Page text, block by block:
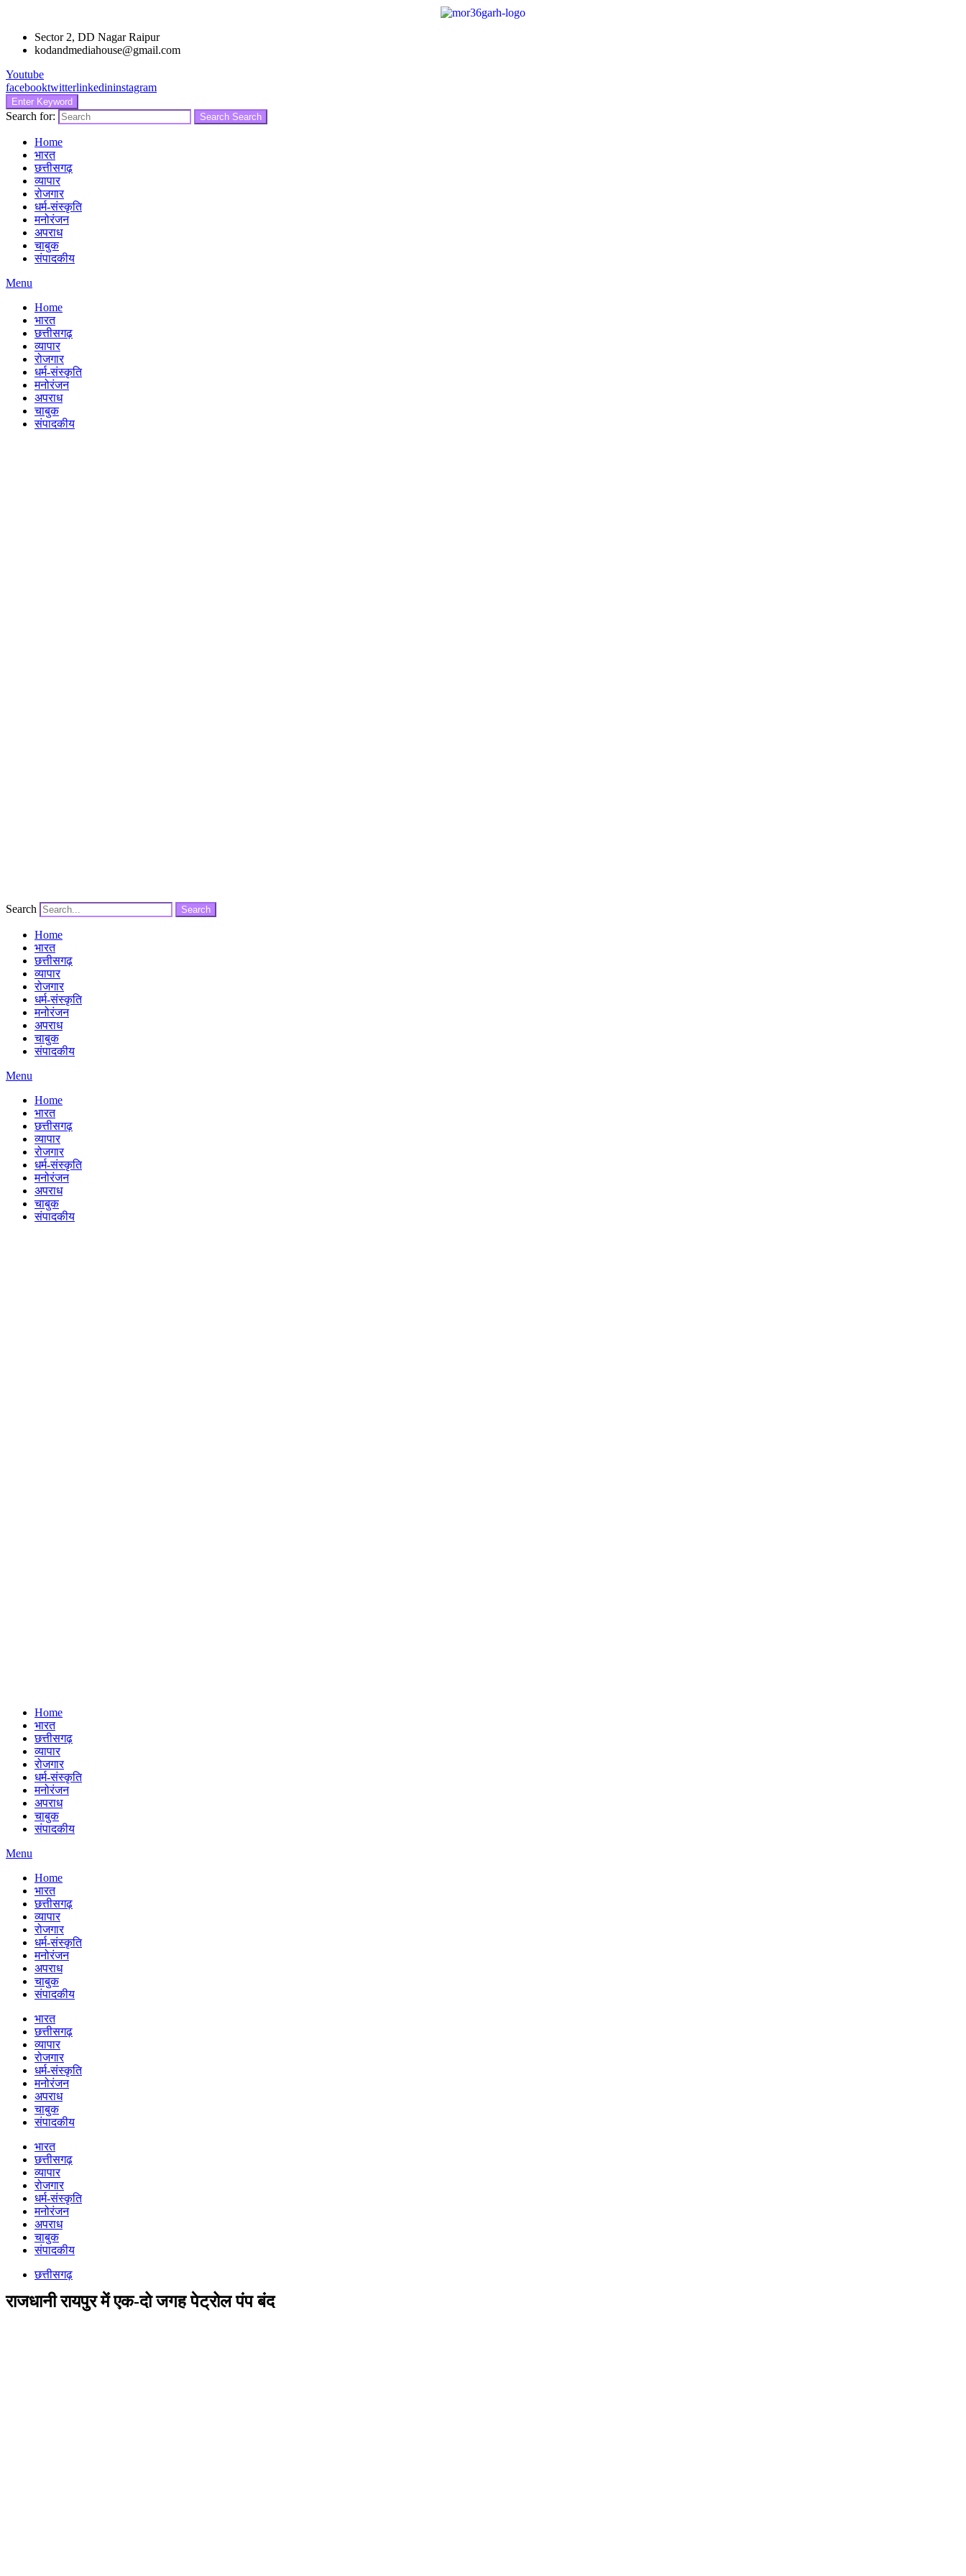
Sector 2, DD Nagar Raipur
kodandmediahouse@gmail.com
Youtube
facebooktwitterlinkedininstagram
Enter Keyword
Search for: Search Search
Home
भारत
छत्तीसगढ़
व्यापार
रोजगार
धर्म-संस्कृति
मनोरंजन
अपराध
चाबुक
संपादकीय
Menu
Home
भारत
छत्तीसगढ़
व्यापार
रोजगार
धर्म-संस्कृति
मनोरंजन
अपराध
चाबुक
संपादकीय
Search Search
Home
भारत
छत्तीसगढ़
व्यापार
रोजगार
धर्म-संस्कृति
मनोरंजन
अपराध
चाबुक
संपादकीय
Menu
Home
भारत
छत्तीसगढ़
व्यापार
रोजगार
धर्म-संस्कृति
मनोरंजन
अपराध
चाबुक
संपादकीय
Home
भारत
छत्तीसगढ़
व्यापार
रोजगार
धर्म-संस्कृति
मनोरंजन
अपराध
चाबुक
संपादकीय
Menu
Home
भारत
छत्तीसगढ़
व्यापार
रोजगार
धर्म-संस्कृति
मनोरंजन
अपराध
चाबुक
संपादकीय
भारत
छत्तीसगढ़
व्यापार
रोजगार
धर्म-संस्कृति
मनोरंजन
अपराध
चाबुक
संपादकीय
भारत
छत्तीसगढ़
व्यापार
रोजगार
धर्म-संस्कृति
मनोरंजन
अपराध
चाबुक
संपादकीय
छत्तीसगढ़
राजधानी रायपुर में एक-दो जगह पेट्रोल पंप बंद